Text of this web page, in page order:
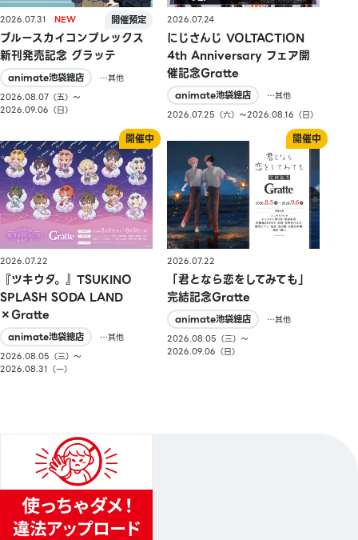
2026.07.31
ブルースカイコンプレックス
新刊発売記念 グラッテ
animate池袋總店
…其他
2026.08.07（五）〜
2026.09.06（日）
2026.07.24
にじさんじ VOLTACTION
4th Anniversary フェア開
催記念Gratte
animate池袋總店
…其他
2026.07.25（六）〜2026.08.16（日）
2026.07.22
『ツキウタ。』TSUKINO
SPLASH SODA LAND
×Gratte
animate池袋總店
…其他
2026.08.05（三）〜
2026.08.31（一）
2026.07.22
「君となら恋をしてみても」
完結記念Gratte
animate池袋總店
…其他
2026.08.05（三）〜
2026.09.06（日）